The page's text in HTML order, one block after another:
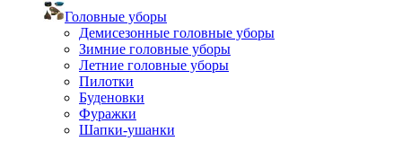
Головные уборы
Демисезонные головные уборы
Зимние головные уборы
Летние головные уборы
Пилотки
Буденовки
Фуражки
Шапки-ушанки